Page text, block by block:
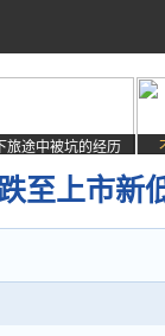
旅途中被坑的经历
至上市新